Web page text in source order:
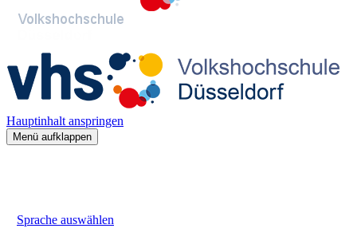
Hauptinhalt anspringen
Menü aufklappen
Sprache auswählen